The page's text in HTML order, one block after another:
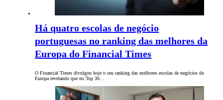
Há quatro escolas de negócio
portuguesas no ranking das melhores da
Europa do Financial Times
O Financial Times divulgou hoje o seu ranking das melhores escolas de negócios da
Europa revelando que no Top 30…